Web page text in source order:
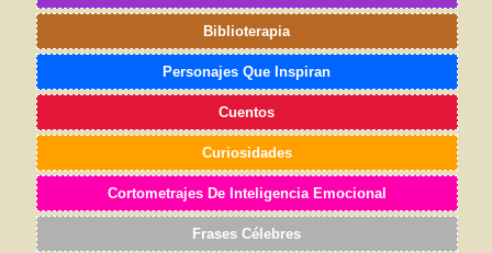
Biblioterapia
Personajes Que Inspiran
Cuentos
Curiosidades
Cortometrajes De Inteligencia Emocional
Frases Célebres